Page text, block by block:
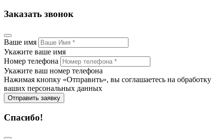
Заказать звонок
Ваше имя
Укажите ваше имя
Номер телефона
Укажите ваш номер телефона
Нажимая кнопку «Отправить», вы соглашаетесь на обработку
ваших персональных данных
Отправить заявку
Спасибо!